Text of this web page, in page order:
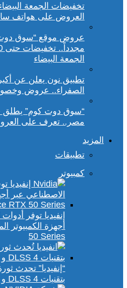
العروض على هواتف
عروض موقع “سوق دوت
الجمعة البيضاء
تطبيق نون يعلن عن
الصفراء.. عروض
“سوق دوت كوم” يطلق
مصر.. تعرف على
المزيد
تطبيقات
كمبيوتر
إنفيديا توفر
50 Series
“إنفيديا” تحدث
بتقنيات DLSS 4 و Path Tracing